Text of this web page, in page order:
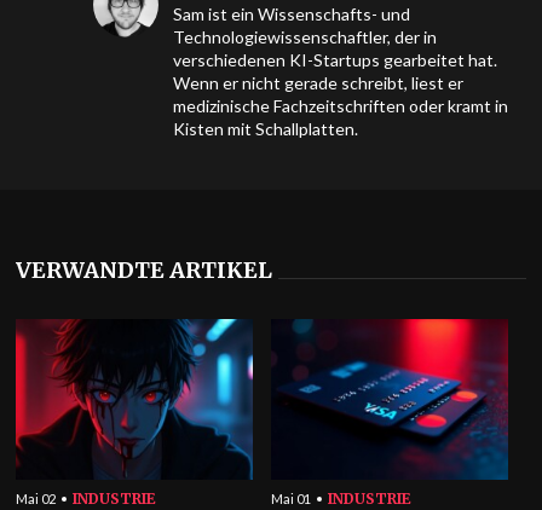
Sam ist ein Wissenschafts- und
Technologiewissenschaftler, der in
verschiedenen KI-Startups gearbeitet hat.
Wenn er nicht gerade schreibt, liest er
medizinische Fachzeitschriften oder kramt in
Kisten mit Schallplatten.
VERWANDTE ARTIKEL
Mai 02 INDUSTRIE Mai 01 INDUSTRIE